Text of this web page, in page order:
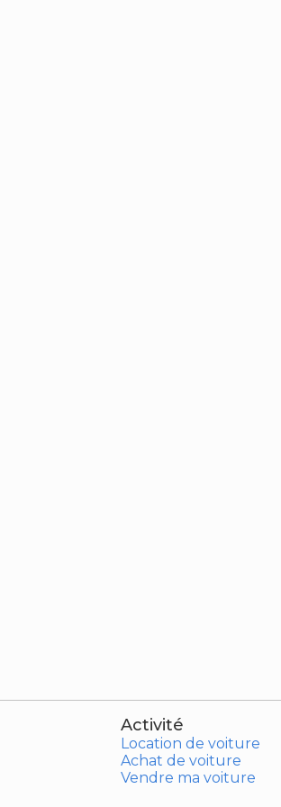
Activité
Location de voiture
Achat de voiture
Vendre ma voiture